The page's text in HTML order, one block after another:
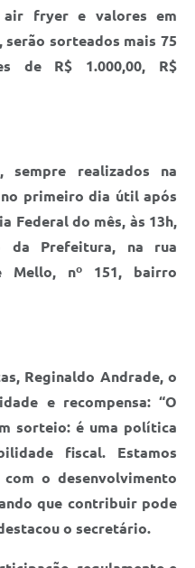
air fryer e valores em
sorteados mais 75
de R$ 1.000,00, R$
sempre realizados na
primeiro dia útil após
Federal do mês, às 13h,
da Prefeitura, na rua
Mello, nº 151, bairro
Reginaldo Andrade, o
e recompensa: “O
sorteio: é uma política
fiscal. Estamos
o desenvolvimento
que contribuir pode
o secretário.